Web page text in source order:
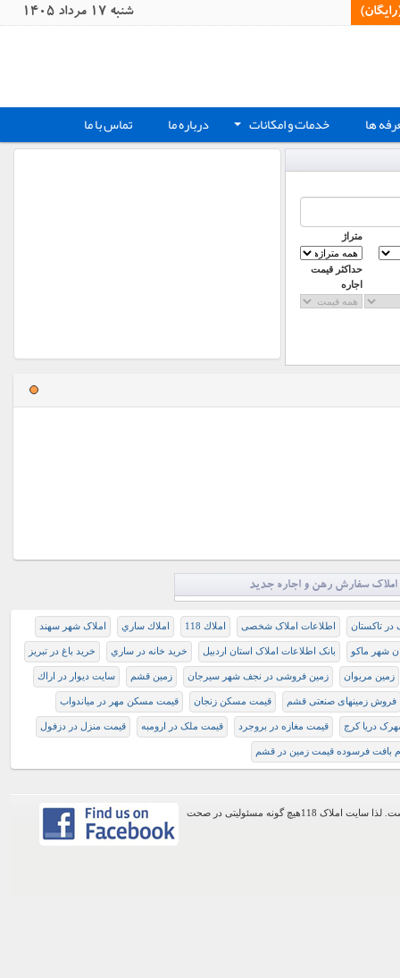
شنبه 17 مرداد 1405
ها + خدمات و امکانات درباره ما تماس با ما
متراژ
حداکثر قیمت
اجاره
املاک سفارش رهن و اجاره جدید
در تاکستان اطلاعات املاک شخصی املاك 118 املاك ساري املاک شهر سهند
شهر ماکو بانک اطلاعات املاک استان اردبیل خريد خانه در ساري خرید باغ در تبریز
زمين مريوان زمین فروشی در نجف شهر سیرجان زمین قشم سايت ديوار در اراك
فروش زمینهای صنعتی قشم قيمت مسكن زنجان قيمت مسکن مهر در مياندواب
دریا کرج قیمت مغازه در بروجرد قیمت ملک در ارومبه قیمت منزل در دزفول
بافت فرسوده قيمت زمين در قشم
اطلاعات موجود در این وب سایت از طریق کاربران عمومی سایت ثبت شده است. لذا سایت املاک 118هیچ گونه مسئولیتی در صحت